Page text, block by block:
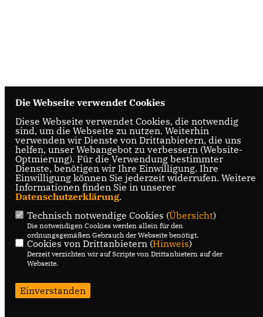
Die Webseite verwendet Cookies
Diese Webseite verwendet Cookies, die notwendig
sind, um die Webseite zu nutzen. Weiterhin
verwenden wir Dienste von Drittanbietern, die uns
helfen, unser Webangebot zu verbessern (Website-
Optmierung). Für die Verwendung bestimmter
Dienste, benötigen wir Ihre Einwilligung. Ihre
Einwilligung können Sie jederzeit widerrufen. Weitere
Informationen finden Sie in unserer
Datenschutzerklärung.
Technisch notwendige Cookies (Übersicht)
Die notwendigen Cookies werden allein für den
ordnungsgemäßen Gebrauch der Webseite benötigt.
Cookies von Drittanbietern (Hinweis)
Derzeit verzichten wir auf Scripte von Drittanbietern auf der
Webseite.
Einverstanden